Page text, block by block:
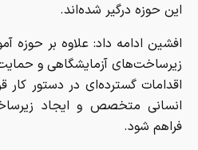
این حوزه درگیر شده‌اند.
افشین ادامه داد: علاوه بر حوزه
زیرساخت‌های آزمایشگاهی و
اقدامات گسترده‌ای در دستور کار
انسانی متخصص و ایجاد
فراهم شود.